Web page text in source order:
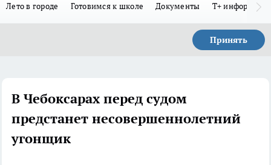
Лето в городе Готовимся к школе Документы Т+
Принять
В Чебоксарах перед судом
предстанет несовершеннолетний
угонщик